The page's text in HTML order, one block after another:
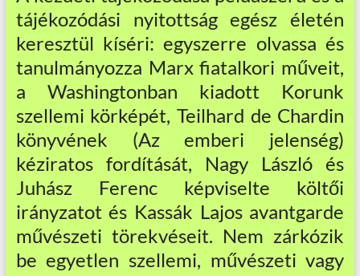
tájékozódási nyitottság egész életén
keresztül kíséri: egyszerre olvassa és
tanulmányozza Marx fiatalkori műveit,
a Washingtonban kiadott Korunk
szellemi körképét, Teilhard de Chardin
könyvének (Az emberi jelenség)
kéziratos fordítását, Nagy László és
Juhász Ferenc képviselte költői
irányzatot és Kassák Lajos avantgarde
művészeti törekvéseit. Nem zárkózik
be egyetlen szellemi, művészeti vagy